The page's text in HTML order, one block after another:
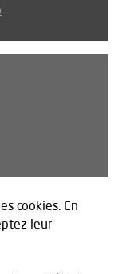
cookies. En
leur